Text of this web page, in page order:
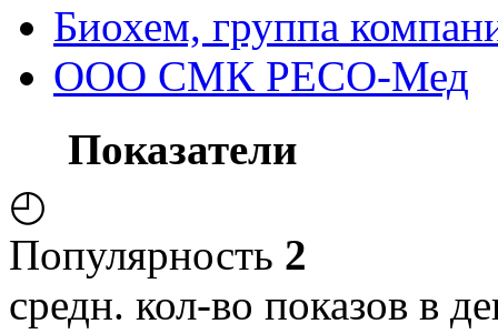
Биохем, группа
ООО СМК РЕСО-Мед
Показатели
◴
Популярность 2
средн. кол-во показов в